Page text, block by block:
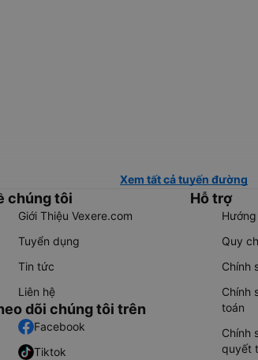
Xem tất cả tuyến đường
chúng tôi
Giới Thiệu Vexere.com
Tuyển dụng
Tin tức
Liên hệ
dõi chúng tôi trên
Facebook
Tiktok
Hỗ trợ
Quy
Chính
Chính
toán
Chính
quyết